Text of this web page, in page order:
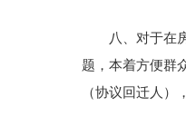
八、对于在房
题，本着方便群
（协议回迁人）